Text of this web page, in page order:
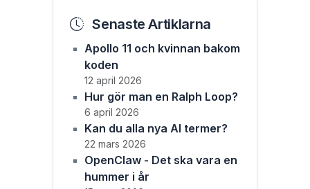
Senaste Artiklarna
Apollo 11 och kvinnan bakom
koden
12 april 2026
Hur gör man en Ralph Loop?
6 april 2026
Kan du alla nya AI termer?
22 mars 2026
OpenClaw - Det ska vara en
hummer i år